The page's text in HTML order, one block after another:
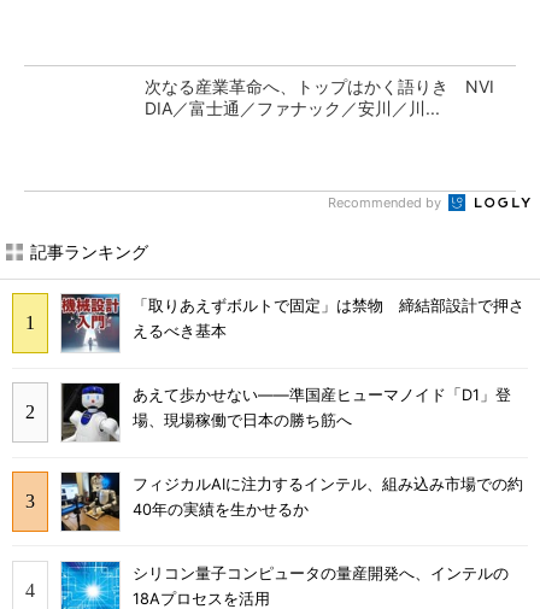
次なる産業革命へ、トップはかく語りき NVI
DIA／富士通／ファナック／安川／川...
Recommended by
記事ランキング
「取りあえずボルトで固定」は禁物 締結部設計で押さ
えるべき基本
あえて歩かせない――準国産ヒューマノイド「D1」登
場、現場稼働で日本の勝ち筋へ
フィジカルAIに注力するインテル、組み込み市場での約
40年の実績を生かせるか
シリコン量子コンピュータの量産開発へ、インテルの
18Aプロセスを活用